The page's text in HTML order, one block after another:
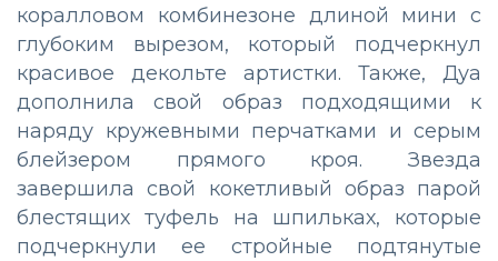
коралловом комбинезоне длиной мини с
глубоким вырезом, который подчеркнул
красивое декольте артистки. Также, Дуа
дополнила свой образ подходящими к
наряду кружевными перчатками и серым
блейзером прямого кроя. Звезда
завершила свой кокетливый образ парой
блестящих туфель на шпильках, которые
подчеркнули ее стройные подтянутые